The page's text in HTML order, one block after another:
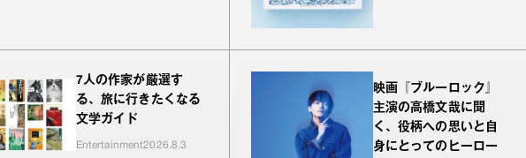
7人の作家が厳選す
る、旅に行きたくなる
文学ガイド
Entertainment2026.8.3
映画『ブルーロック』
主演の高橋文哉に聞
く、役柄への思いと自
身にとってのヒーロー